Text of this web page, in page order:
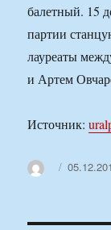
балетный. 15
партии
лауреаты
и Артем
Источник:
Автор